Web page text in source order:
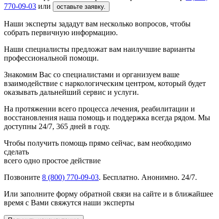
770-09-03 или оставьте заявку.
Наши эксперты зададут вам несколько вопросов, чтобы
собрать первичную информацию.
Наши специалисты предложат вам наилучшие варианты
профессиональной помощи.
Знакомим Вас со специалистами и организуем ваше
взаимодействие с наркологическим центром, который будет
оказывать дальнейший сервис и услуги.
На протяжении всего процесса лечения, реабилитации и
восстановления наша помощь и поддержка всегда рядом. Мы
доступны 24/7, 365 дней в году.
Чтобы получить помощь прямо сейчас, вам необходимо
сделать
всего одно простое действие
Позвоните 8 (800) 770-09-03. Бесплатно. Анонимно. 24/7.
Или заполните форму обратной связи на сайте и в ближайшее
время с Вами свяжутся наши эксперты